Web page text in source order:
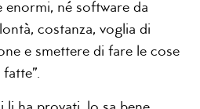
né software da
costanza, voglia di
e smettere di fare le cose